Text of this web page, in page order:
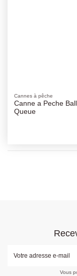
Cannes à pêche
Canne a Peche
Queue
Vous